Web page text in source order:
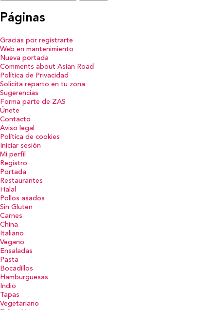
Páginas
Gracias por registrarte
Web en mantenimiento
Nueva portada
Comments about Asian Road
Política de Privacidad
Solicita reparto en tu zona
Sugerencias
Forma parte de ZAS
Únete
Contacto
Aviso legal
Política de cookies
Iniciar sesión
Mi perfil
Registro
Portada
Restaurantes
Halal
Pollos asados
Sin Gluten
Carnes
China
Italiano
Vegano
Ensaladas
Pasta
Bocadillos
Hamburguesas
Indio
Tapas
Vegetariano